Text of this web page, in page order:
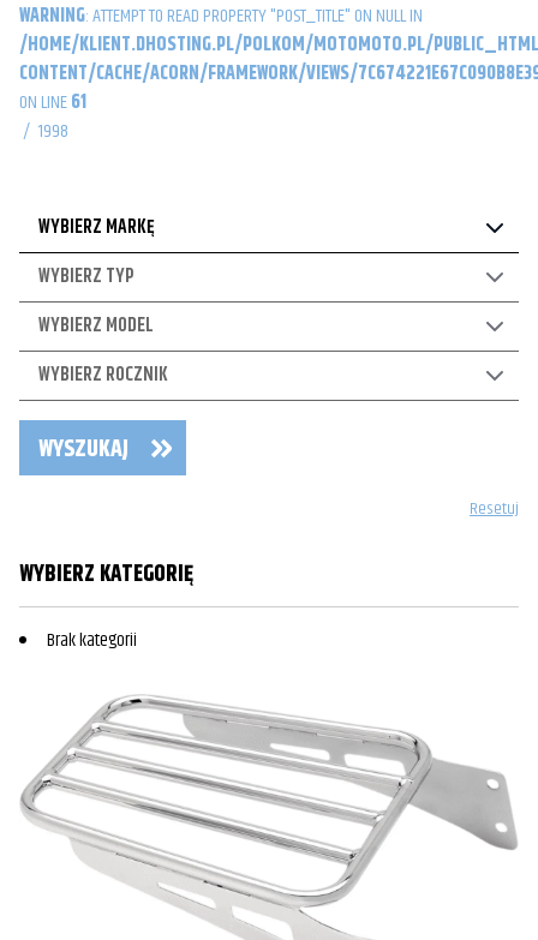
WARNING : ATTEMPT TO READ PROPERTY "POST_TITLE" ON NULL IN
/HOME/KLIENT.DHOSTING.PL/POLKOM/MOTOMOTO.PL/
CONTENT/CACHE/ACORN/FRAMEWORK/VIEWS/
ON LINE61
/ 1998
WYBIERZ MARKĘ
WYBIERZ TYP
WYBIERZ MODEL
WYBIERZ ROCZNIK
WYSZUKAJ
Resetuj
WYBIERZ KATEGORIĘ
Brak kategorii